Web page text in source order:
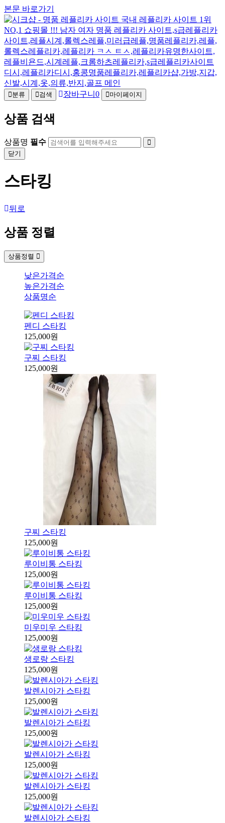
본문 바로가기
분류 검색 장바구니 0 마이페이지
상품 검색
상품명 필수
닫기
스타킹
뒤로
상품 정렬
상품정렬
낮은가격순
높은가격순
상품명순
펜디 스타킹
125,000원
구찌 스타킹
125,000원
구찌 스타킹
125,000원
루이비통 스타킹
125,000원
루이비통 스타킹
125,000원
미우미우 스타킹
125,000원
생로랑 스타킹
125,000원
발렌시아가 스타킹
125,000원
발렌시아가 스타킹
125,000원
발렌시아가 스타킹
125,000원
발렌시아가 스타킹
125,000원
발렌시아가 스타킹